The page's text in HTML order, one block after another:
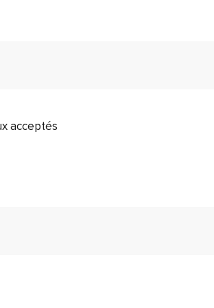
acceptés